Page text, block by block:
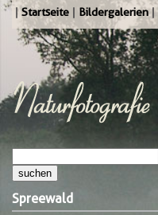
Startseite Bildergalerien
Spreewald